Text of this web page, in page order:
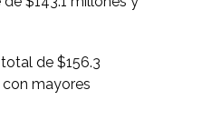
de $156.3
mayores